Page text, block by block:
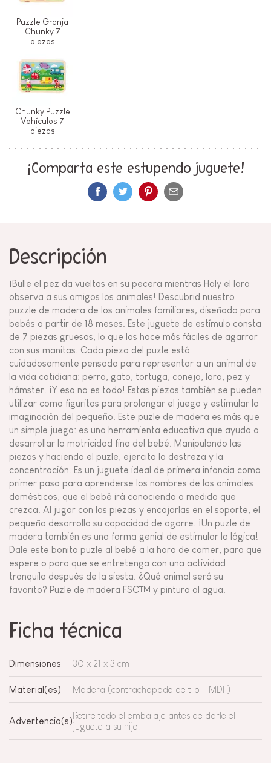
Puzzle Granja
Chunky 7
piezas
Chunky Puzzle
Vehículos 7
piezas
¡Comparta este estupendo juguete!
Descripción
¡Bulle el pez da vueltas en su pecera mientras Holy el loro
observa a sus amigos los animales! Descubrid nuestro
puzzle de madera de los animales familiares, diseñado para
bebés a partir de 18 meses. Este juguete de estímulo consta
de 7 piezas gruesas, lo que las hace más fáciles de agarrar
con sus manitas. Cada pieza del puzle está
cuidadosamente pensada para representar a un animal de
la vida cotidiana: perro, gato, tortuga, conejo, loro, pez y
hámster. ¡Y eso no es todo! Estas piezas también se pueden
utilizar como figuritas para prolongar el juego y estimular la
imaginación del pequeño. Este puzle de madera es más que
un simple juego: es una herramienta educativa que ayuda a
desarrollar la motricidad fina del bebé. Manipulando las
piezas y haciendo el puzle, ejercita la destreza y la
concentración. Es un juguete ideal de primera infancia como
primer paso para aprenderse los nombres de los animales
domésticos, que el bebé irá conociendo a medida que
crezca. Al jugar con las piezas y encajarlas en el soporte, el
pequeño desarrolla su capacidad de agarre. ¡Un puzle de
madera también es una forma genial de estimular la lógica!
Dale este bonito puzle al bebé a la hora de comer, para que
espere o para que se entretenga con una actividad
tranquila después de la siesta. ¿Qué animal será su
favorito? Puzle de madera FSC™ y pintura al agua.
Ficha técnica
Dimensiones 30 x 21 x 3 cm
Material(es) Madera (contrachapado de tilo - MDF)
Advertencia(s)
Retire todo el embalaje antes de darle el
juguete a su hijo.